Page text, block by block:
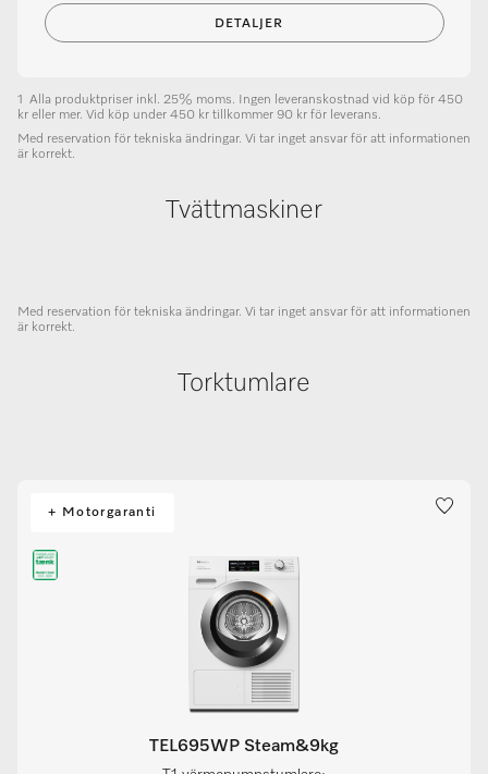
DETALJER
1 Alla produktpriser inkl. 25% moms. Ingen leveranskostnad vid köp för 450
kr eller mer. Vid köp under 450 kr tillkommer 90 kr för leverans.
Med reservation för tekniska ändringar. Vi tar inget ansvar för att informationen
är korrekt.
Tvättmaskiner
Med reservation för tekniska ändringar. Vi tar inget ansvar för att informationen
är korrekt.
Torktumlare
+ Motorgaranti
TEL695WP Steam&9kg